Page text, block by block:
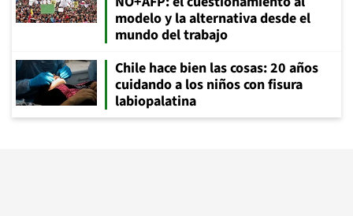
modelo y la alternativa desde el
mundo del trabajo
Chile hace bien las cosas: 20 años
cuidando a los niños con fisura
labiopalatina